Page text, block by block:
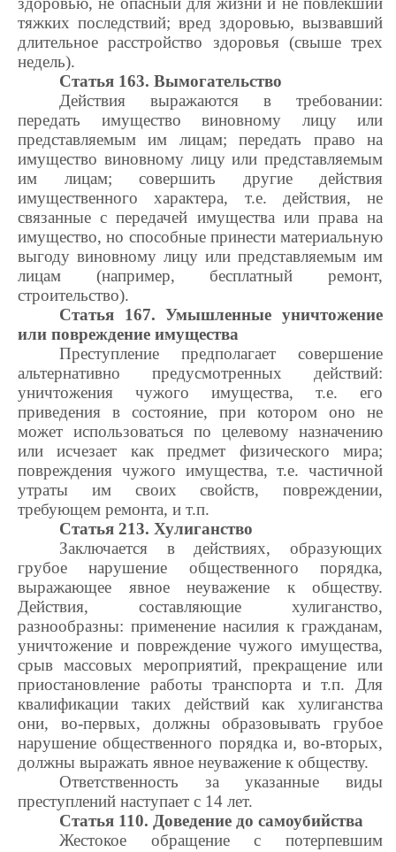
тяжких последствий; вред здоровью, вызвавший
длительное расстройство здоровья (свыше трех
недель).
Статья 163. Вымогательство
Действия выражаются в требовании:
передать имущество виновному лицу или
представляемым им лицам; передать право на
имущество виновному лицу или представляемым
им лицам; совершить другие действия
имущественного характера, т.е. действия, не
связанные с передачей имущества или права на
имущество, но способные принести материальную
выгоду виновному лицу или представляемым им
лицам (например, бесплатный ремонт,
строительство).
Статья 167. Умышленные уничтожение
или повреждение имущества
Преступление предполагает совершение
альтернативно предусмотренных действий:
уничтожения чужого имущества, т.е. его
приведения в состояние, при котором оно не
может использоваться по целевому назначению
или исчезает как предмет физического мира;
повреждения чужого имущества, т.е. частичной
утраты им своих свойств, повреждении,
требующем ремонта, и т.п.
Статья 213. Хулиганство
Заключается в действиях, образующих
грубое нарушение общественного порядка,
выражающее явное неуважение к обществу.
Действия, составляющие хулиганство,
разнообразны: применение насилия к гражданам,
уничтожение и повреждение чужого имущества,
срыв массовых мероприятий, прекращение или
приостановление работы транспорта и т.п. Для
квалификации таких действий как хулиганства
они, во-первых, должны образовывать грубое
нарушение общественного порядка и, во-вторых,
должны выражать явное неуважение к обществу.
Ответственность за указанные виды
преступлений наступает с 14 лет.
Статья 110. Доведение до самоубийства
Жестокое обращение с потерпевшим